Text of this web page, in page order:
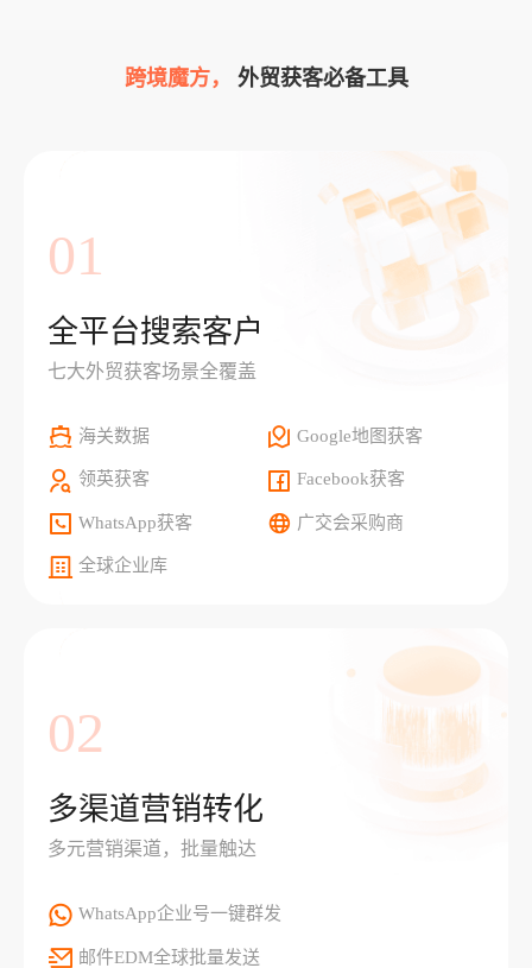
跨境魔方， 外贸获客必备工具
01
全平台搜索客户
七大外贸获客场景全覆盖
海关数据 Google地图获客
领英获客 Facebook获客
WhatsApp获客 广交会采购商
全球企业库
02
多渠道营销转化
多元营销渠道，批量触达
WhatsApp企业号一键群发
邮件EDM全球批量发送